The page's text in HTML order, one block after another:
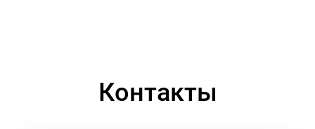
Контакты